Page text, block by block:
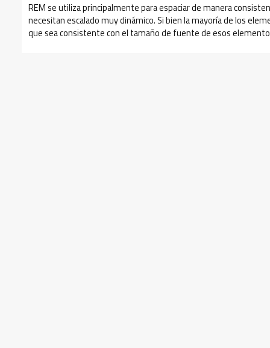
REM se utiliza principalmente para espaciar de manera
necesitan escalado muy dinámico. Si bien la mayoría de los
que sea consistente con el tamaño de fuente de esos